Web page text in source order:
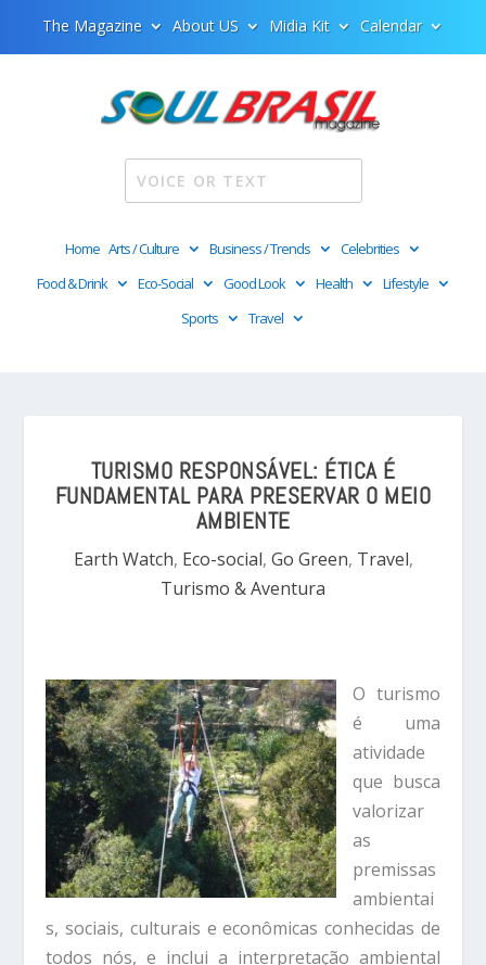
The Magazine About US Midia Kit Calendar
Home Arts / Culture Business / Trends
Celebrities
Food & Drink
Eco-Social Good Look Health
Lifestyle
Sports
Travel
TURISMO RESPONSÁVEL: ÉTICA É
FUNDAMENTAL PARA PRESERVAR O MEIO
AMBIENTE
Earth Watch, Eco-social, Go Green, Travel,
Turismo & Aventura
O turismo
é uma
atividade
que busca
valorizar
as
premissas
ambientai
s, sociais, culturais e econômicas conhecidas de
todos nós, e inclui a interpretação ambiental